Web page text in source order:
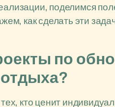
поделимся
как сделать эти
по
кто ценит